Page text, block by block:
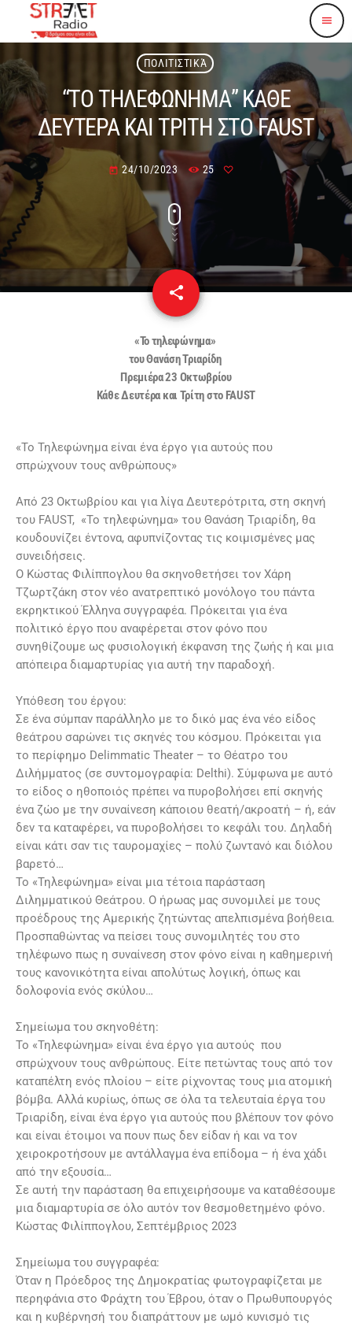
menu
ΠΟΛΙΤΙΣΤΙΚΆ
“ΤΟ ΤΗΛΕΦΩΝΗΜΑ” ΚΑΘΕ
ΔΕΥΤΕΡΑ ΚΑΙ ΤΡΙΤΗ ΣΤΟ FAUST
today 24/10/2023 25
share
email
«Το τηλεφώνημα»
του Θανάση Τριαρίδη
Πρεμιέρα 23 Οκτωβρίου
Κάθε Δευτέρα και Τρίτη στο FAUST
«Το Τηλεφώνημα είναι ένα έργο για αυτούς που
σπρώχνουν τους ανθρώπους»
Από 23 Οκτωβρίου και για λίγα Δευτερότριτα, στη σκηνή
του FAUST, «Το τηλεφώνημα» του Θανάση Τριαρίδη, θα
κουδουνίζει έντονα, αφυπνίζοντας τις κοιμισμένες μας
συνειδήσεις.
Ο Κώστας Φιλίππογλου θα σκηνοθετήσει τον Χάρη
Τζωρτζάκη στον νέο ανατρεπτικό μονόλογο του πάντα
εκρηκτικού Έλληνα συγγραφέα. Πρόκειται για ένα
πολιτικό έργο που αναφέρεται στον φόνο που
συνηθίζουμε ως φυσιολογική έκφανση της ζωής ή και μια
απόπειρα διαμαρτυρίας για αυτή την παραδοχή.
Υπόθεση του έργου:
Σε ένα σύμπαν παράλληλο με το δικό μας ένα νέο είδος
θεάτρου σαρώνει τις σκηνές του κόσμου. Πρόκειται για
το περίφημο Delimmatic Theater – το Θέατρο του
Διλήμματος (σε συντομογραφία: Delthi). Σύμφωνα με αυτό
το είδος ο ηθοποιός πρέπει να πυροβολήσει επί σκηνής
ένα ζώο με την συναίνεση κάποιου θεατή/ακροατή – ή, εάν
δεν τα καταφέρει, να πυροβολήσει το κεφάλι του. Δηλαδή
είναι κάτι σαν τις ταυρομαχίες – πολύ ζωντανό και διόλου
βαρετό…
Το «Τηλεφώνημα» είναι μια τέτοια παράσταση
Διλημματικού Θεάτρου. Ο ήρωας μας συνομιλεί με τους
προέδρους της Αμερικής ζητώντας απελπισμένα βοήθεια.
Προσπαθώντας να πείσει τους συνομιλητές του στο
τηλέφωνο πως η συναίνεση στον φόνο είναι η καθημερινή
τους κανονικότητα είναι απολύτως λογική, όπως και
δολοφονία ενός σκύλου…
Σημείωμα του σκηνοθέτη:
Το «Τηλεφώνημα» είναι ένα έργο για αυτούς που
σπρώχνουν τους ανθρώπους. Είτε πετώντας τους από τον
καταπέλτη ενός πλοίου – είτε ρίχνοντας τους μια ατομική
βόμβα. Αλλά κυρίως, όπως σε όλα τα τελευταία έργα του
Τριαρίδη, είναι ένα έργο για αυτούς που βλέπουν τον φόνο
και είναι έτοιμοι να πουν πως δεν είδαν ή και να τον
χειροκροτήσουν με αντάλλαγμα ένα επίδομα – ή ένα χάδι
από την εξουσία…
Σε αυτή την παράσταση θα επιχειρήσουμε να καταθέσουμε
μια διαμαρτυρία σε όλο αυτόν τον θεσμοθετημένο φόνο.
Κώστας Φιλίππογλου, Σεπτέμβριος 2023
Σημείωμα του συγγραφέα:
Όταν η Πρόεδρος της Δημοκρατίας φωτογραφίζεται με
περηφάνια στο Φράχτη του Έβρου, όταν ο Πρωθυπουργός
και η κυβέρνησή του διαπράττουν με ωμό κυνισμό τις